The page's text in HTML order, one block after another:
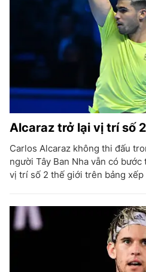
Alcaraz trở lại vị trí số
Carlos Alcaraz không thi đấu
người Tây Ban Nha vẫn có
vị trí số 2 thế giới trên bảng xếp